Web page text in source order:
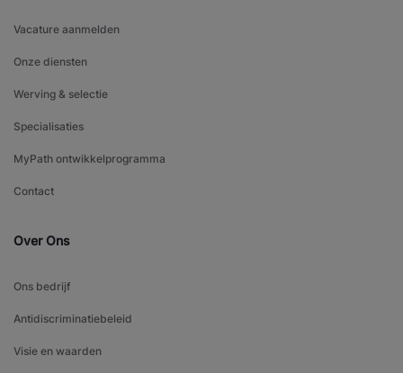
Vacature aanmelden
Onze diensten
Werving & selectie
Specialisaties
MyPath ontwikkelprogramma
Contact
Over Ons
Ons bedrijf
Antidiscriminatiebeleid
Visie en waarden